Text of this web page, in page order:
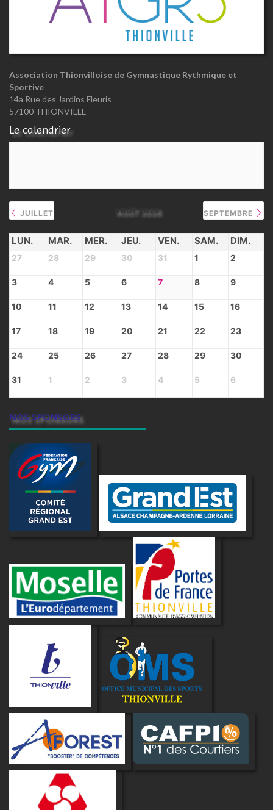
Association Thionvilloise de Gymnastique Rythmique et
Sportive
14a Rue des Jardins Fleuris
57100 THIONVILLE
Le calendrier
JUILLET AOÛT 2026 SEPTEMBRE
LUN. MAR. MER. JEU. VEN. SAM. DIM.
27 28 29 30 31 1 2
3 4 5 6 7 8 9
10 11 12 13 14 15 16
17 18 19 20 21 22 23
24 25 26 27 28 29 30
31 1 2 3 4 5 6
NOS SPONSORS